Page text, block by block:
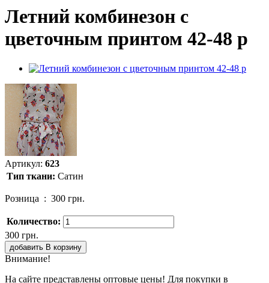
Летний комбинезон с
цветочным принтом 42-48 р
Артикул: 623
Тип ткани: Сатин
Розница : 300 грн.
Количество:
300 грн.
добавить В корзину
Внимание!
На сайте представлены оптовые цены! Для покупки в